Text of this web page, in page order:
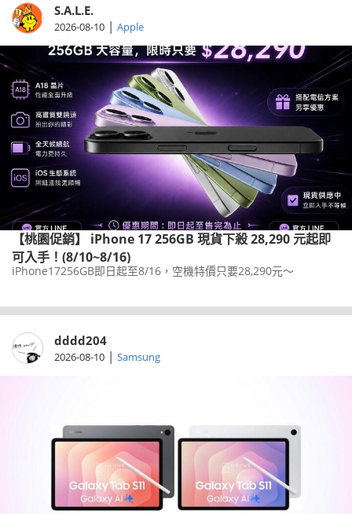
S.A.L.E.
2026-08-10 | Apple
【桃園促銷】 iPhone 17 256GB 現貨下殺 28,290 元起即
可入手！(8/10~8/16)
iPhone17256GB即日起至8/16，空機特價只要28,290元～
dddd204
2026-08-10 | Samsung